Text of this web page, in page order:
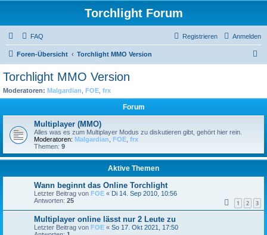
Torchlight Forum
FAQ Anmelden
Registrieren
Foren-Übersicht Torchlight MMO Version
Torchlight MMO Version
Moderatoren: Malgardian FOE frx
Forum
Multiplayer (MMO)
Alles was es zum Multiplayer Modus zu diskutieren gibt, gehört hier rein.
Moderatoren: Malgardian FOE frx
Themen: 9
Aktive Themen
Wann beginnt das Online Torchlight
Letzter Beitrag von FOE « Di 14. Sep 2010, 10:56
Antworten: 25 1 2 3
Multiplayer online lässt nur 2 Leute zu
Letzter Beitrag von FOE « So 17. Okt 2021, 17:50